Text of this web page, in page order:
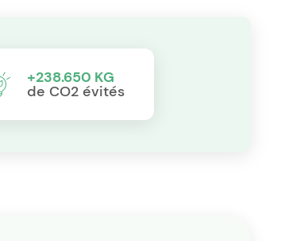
+238.650 KG
de CO2 évités